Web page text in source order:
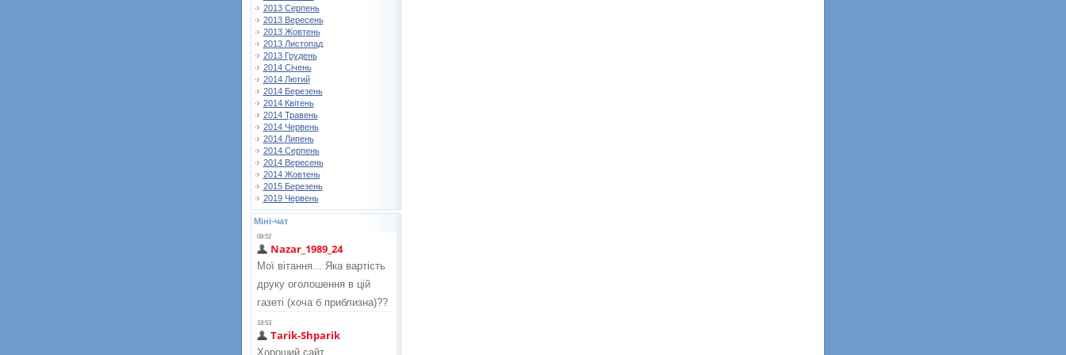
2013 Серпень
2013 Вересень
2013 Жовтень
2013 Листопад
2013 Грудень
2014 Січень
2014 Лютий
2014 Березень
2014 Квітень
2014 Травень
2014 Червень
2014 Липень
2014 Серпень
2014 Вересень
2014 Жовтень
2015 Березень
2019 Червень
Міні-чат